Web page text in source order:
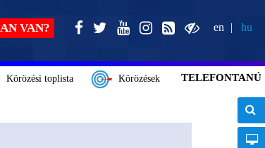
en hu
VAN?
Körözési toplista Körözések TELEFONTANÚ